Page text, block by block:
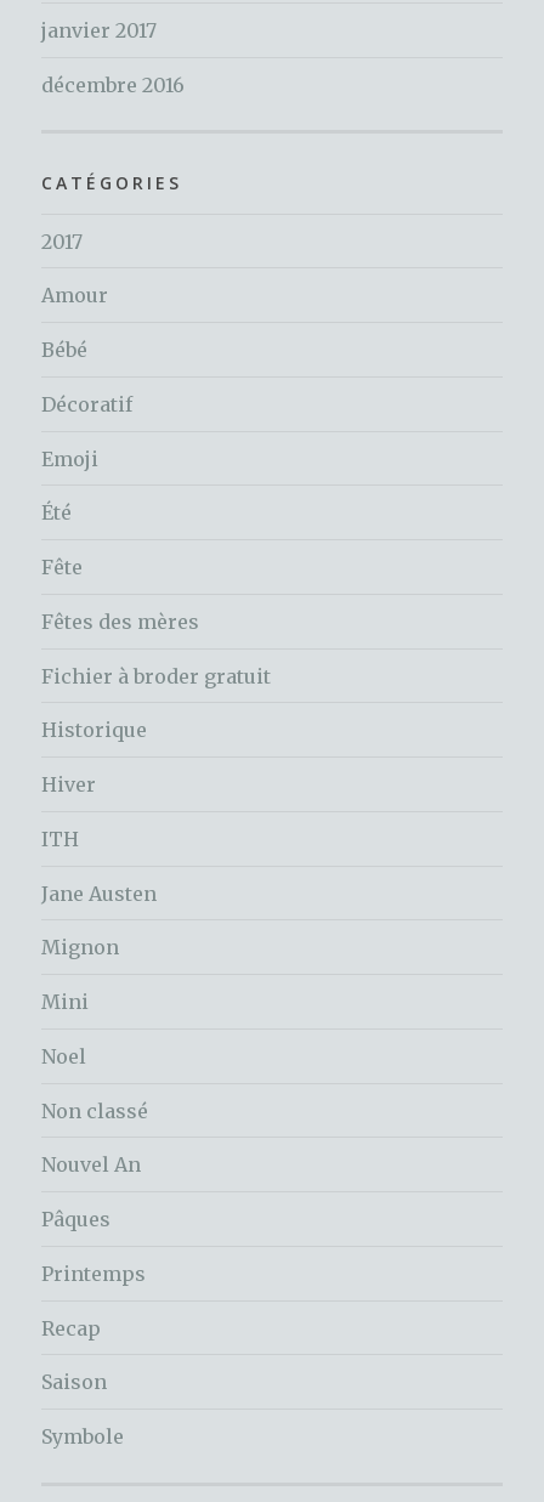
janvier 2017
décembre 2016
CATÉGORIES
2017
Amour
Bébé
Décoratif
Emoji
Été
Fête
Fêtes des mères
Fichier à broder gratuit
Historique
Hiver
ITH
Jane Austen
Mignon
Mini
Noel
Non classé
Nouvel An
Pâques
Printemps
Recap
Saison
Symbole